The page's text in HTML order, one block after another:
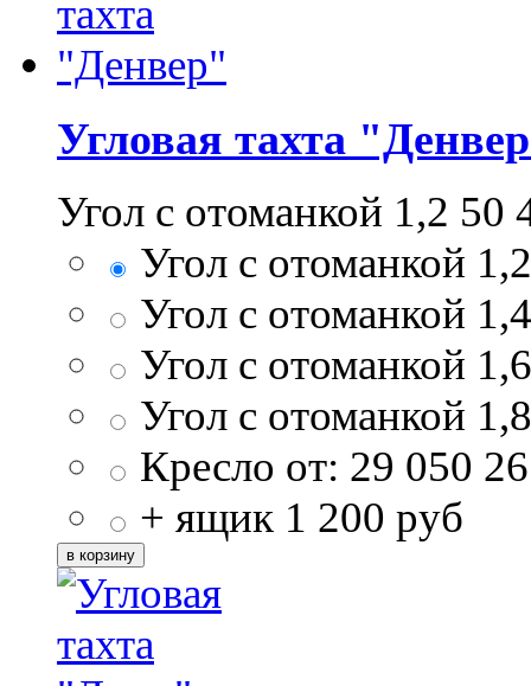
Угловая тахта
Угол с отоманкой 1,2 50
Угол с отоманкой 1,2
Угол с отоманкой 1,4
Угол с отоманкой 1,6
Угол с отоманкой 1,8
Кресло от: 29 050
+ ящик 1 200 руб